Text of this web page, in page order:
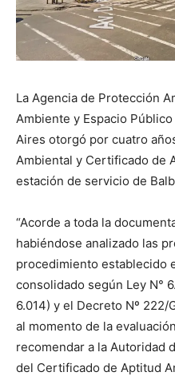
La Agencia de Protección
Ambiente y Espacio
Aires otorgó por cuatro
Ambiental y Certificado de
estación de servicio de
“Acorde a toda la
habiéndose analizado las
procedimiento establecido
consolidado según Ley N°
6.014) y el Decreto Nº 222/
al momento de la
recomendar a la Autoridad
del Certificado de Aptitud